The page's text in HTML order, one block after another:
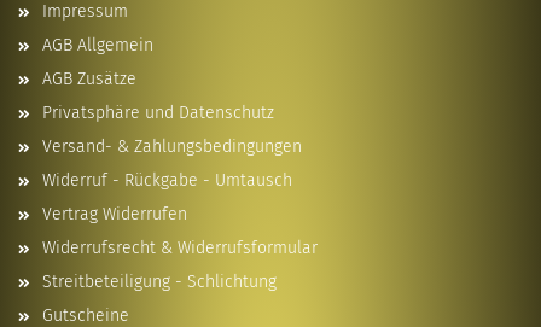
Impressum
AGB Allgemein
AGB Zusätze
Privatsphäre und Datenschutz
Versand- & Zahlungsbedingungen
Widerruf - Rückgabe - Umtausch
Vertrag Widerrufen
Widerrufsrecht & Widerrufsformular
Streitbeteiligung - Schlichtung
Gutscheine